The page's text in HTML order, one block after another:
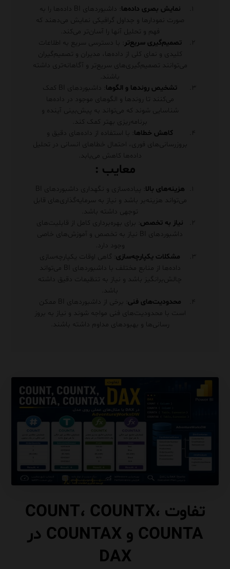
نمایش بصری داده‌ها
: داشبوردهای BI داده‌ها را به
صورت نمودارها و جداول گرافیکی نمایش می‌دهند که
فهم و تحلیل آنها را آسان‌تر می‌کند.
تصمیم‌گیری سریع‌تر
: با دسترسی سریع به اطلاعات
کلیدی و نمای کلی از داده‌ها، مدیران و تصمیم‌گیران
می‌توانند تصمیم‌گیری‌های سریع‌تر و آگاهانه‌تری داشته
باشند.
تشخیص روندها و الگوها
: داشبوردهای BI کمک
می‌کنند تا روندها و الگوهای موجود در داده‌ها
شناسایی شوند که می‌تواند به پیش‌بینی آینده و
برنامه‌ریزی بهتر کمک کند.
کاهش خطاها : با استفاده از داده‌های دقیق و
بروزرسانی‌های فوری، احتمال خطاهای انسانی در تحلیل
داده‌ها کاهش می‌یابد.
معایب :
هزینه‌های بالا
: پیاده‌سازی و نگهداری داشبوردهای BI
می‌تواند هزینه‌بر باشد و نیاز به سرمایه‌گذاری‌های قابل
توجهی داشته باشد.
نیاز به تخصص : برای بهره‌برداری کامل از قابلیت‌های
داشبوردهای BI نیاز به تخصص و آموزش‌های خاصی
وجود دارد.
مشکلات یکپارچه‌سازی : گاهی اوقات یکپارچه‌سازی
داده‌ها از منابع مختلف با داشبوردهای BI می‌تواند
چالش‌برانگیز باشد و نیاز به تنظیمات دقیق داشته
باشد.
محدودیت‌های فنی
: برخی از داشبوردهای BI ممکن
است با محدودیت‌های فنی مواجه شوند و نیاز به بروز
رسانی‌ها و بهبود‌های مداوم داشته باشند.
تفاوت COUNT، COUNTX،
COUNTA و COUNTAX در
DAX